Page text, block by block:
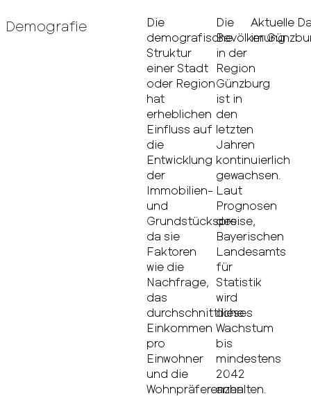
Demografie
Die
demografische
Struktur
einer Stadt
oder Region
hat
erheblichen
Einfluss auf
die
Entwicklung
der
Immobilien-
und
Grundstückspreise,
da sie
Faktoren
wie die
Nachfrage,
das
durchschnittliche
Einkommen
pro
Einwohner
und die
Wohnpräferenzen
Die
Bevölkerung
in der
Region
Günzburg
ist in
den
letzten
Jahren
kontinuierlich
gewachsen.
Laut
Prognosen
des
Bayerischen
Landesamts
für
Statistik
wird
dieses
Wachstum
bis
mindestens
2042
anhalten.
Aktuelle
im